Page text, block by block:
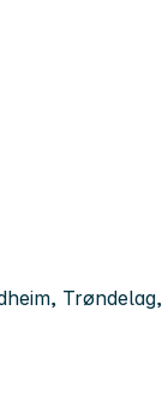
Trøndelag,